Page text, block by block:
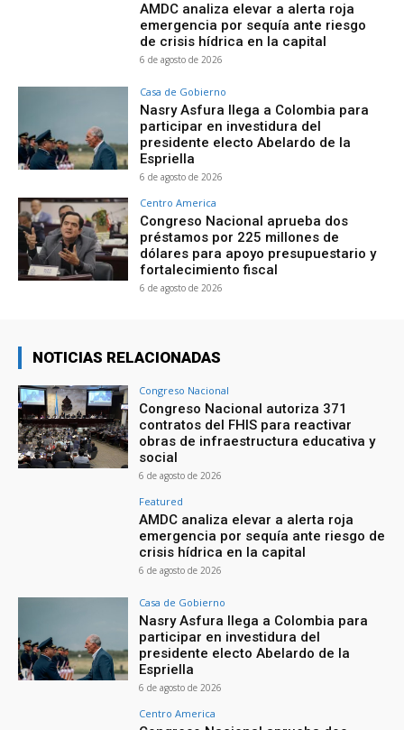
AMDC analiza elevar a alerta roja
emergencia por sequía ante riesgo
de crisis hídrica en la capital
6 de agosto de 2026
Casa de Gobierno
Nasry Asfura llega a Colombia para
participar en investidura del
presidente electo Abelardo de la
Espriella
6 de agosto de 2026
Centro America
Congreso Nacional aprueba dos
préstamos por 225 millones de
dólares para apoyo presupuestario y
fortalecimiento fiscal
6 de agosto de 2026
NOTICIAS RELACIONADAS
Congreso Nacional
Congreso Nacional autoriza 371
contratos del FHIS para reactivar
obras de infraestructura educativa y
social
6 de agosto de 2026
Featured
AMDC analiza elevar a alerta roja
emergencia por sequía ante riesgo de
crisis hídrica en la capital
6 de agosto de 2026
Casa de Gobierno
Nasry Asfura llega a Colombia para
participar en investidura del
presidente electo Abelardo de la
Espriella
6 de agosto de 2026
Centro America